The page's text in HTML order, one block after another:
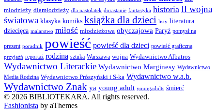
młodzieży dlamłodzieży dla nastolatek dorastanie fantastyka historia II wojna
światowa klasyka komiks książka dla dzieci listy literatura
dziecięca malarstwo miłość młodzieżowa obyczajowa Paryż pomysł na
prezent poradnik powieść powieść dla dzieci powieść graficzna
przyjaźń reportaż rodzina sztuka Warszawa wojna Wydawnictwo Albatros
Wydawnictwo Literackie Wydawnictwo Marginesy Wydawnictwo
Media Rodzina Wydawnictwo Prószyński i S-ka Wydawnictwo w.a.b.
Wydawnictwo Znak ya young adult youngadults śmierć
© 2026 BIBLIOTEKARA. All rights reserved.
Fashionista by aThemes